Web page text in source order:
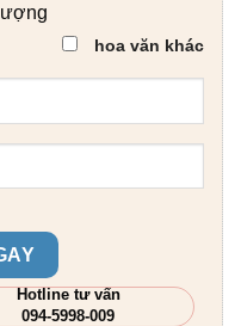
hoa văn khác
Hotline tư vấn
094-5998-009